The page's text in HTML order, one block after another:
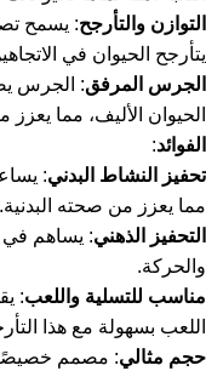
التوازن والتأرجح: يسمح
يتأرجح الحيوان في
الجرس المرفق: الجرس
الحيوان الأليف، مما
الفوائد:
تحفيز النشاط البدني:
مما يعزز من صحته البدنية.
التحفيز الذهني: يساهم في
والحركة.
مناسب للتسلية واللعب:
اللعب بسهولة مع هذا
حجم مثالي: مصمم خصيصًا